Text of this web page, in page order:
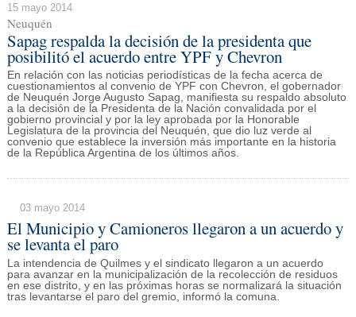
15 mayo 2014
Neuquén
Sapag respalda la decisión de la presidenta que
posibilitó el acuerdo entre YPF y Chevron
En relación con las noticias periodísticas de la fecha acerca de
cuestionamientos al convenio de YPF con Chevron, el gobernador
de Neuquén Jorge Augusto Sapag, manifiesta su respaldo absoluto
a la decisión de la Presidenta de la Nación convalidada por el
gobierno provincial y por la ley aprobada por la Honorable
Legislatura de la provincia del Neuquén, que dio luz verde al
convenio que establece la inversión más importante en la historia
de la República Argentina de los últimos años.
03 mayo 2014
El Municipio y Camioneros llegaron a un acuerdo y
se levanta el paro
La intendencia de Quilmes y el sindicato llegaron a un acuerdo
para avanzar en la municipalización de la recolección de residuos
en ese distrito, y en las próximas horas se normalizará la situación
tras levantarse el paro del gremio, informó la comuna.